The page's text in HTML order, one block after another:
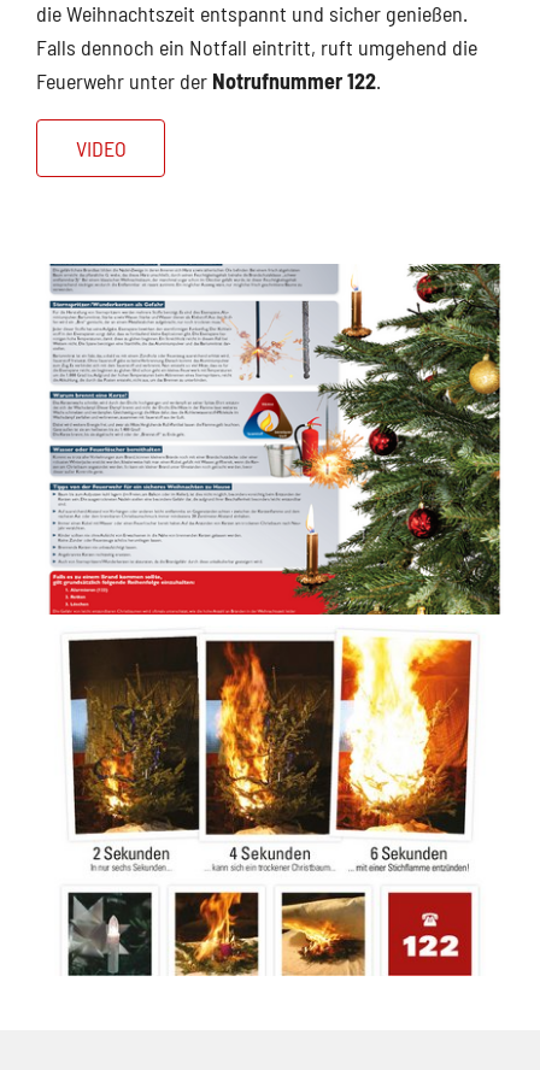
die Weihnachtszeit entspannt und sicher genießen.
Falls dennoch ein Notfall eintritt, ruft umgehend die
Feuerwehr unter der Notrufnummer 122.
VIDEO